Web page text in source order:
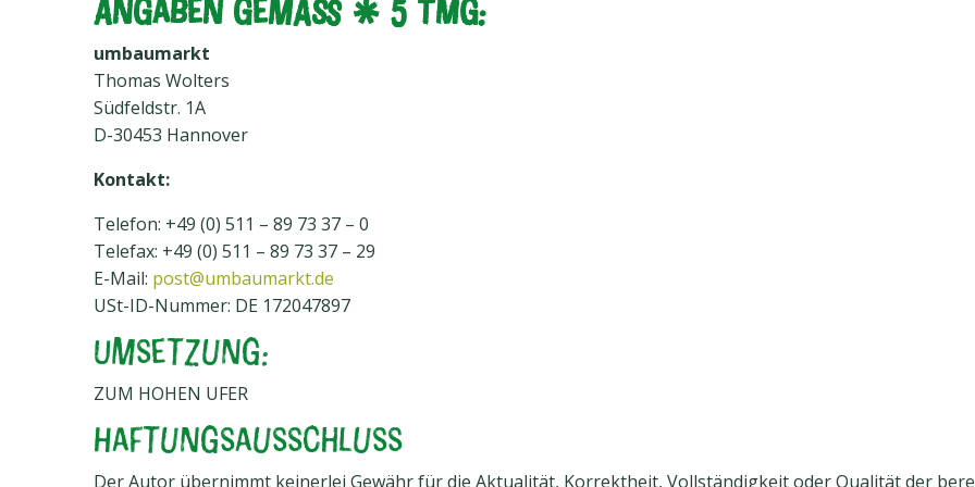
Angaben gemäß § 5 TMG:
umbaumarkt
Thomas Wolters
Südfeldstr. 1A
D-30453 Hannover
Kontakt:
Telefon: +49 (0) 511 – 89 73 37 – 0
Telefax: +49 (0) 511 – 89 73 37 – 29
E-Mail: post@umbaumarkt.de
USt-ID-Nummer: DE 172047897
Umsetzung:
ZUM HOHEN UFER
Haftungsausschluss
Der Autor übernimmt keinerlei Gewähr für die Aktualität, Korrektheit, Vollständigkeit oder Qualität der